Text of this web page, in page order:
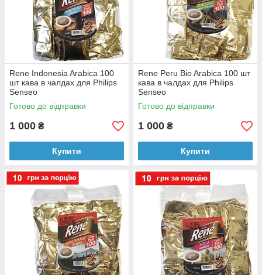
Rene Indonesia Arabica 100
шт кава в чалдах для Philips
Senseo
Готово до відправки
1 000 ₴
Купити
Rene Peru Bio Arabica 100 шт
кава в чалдах для Philips
Senseo
Готово до відправки
1 000 ₴
Купити